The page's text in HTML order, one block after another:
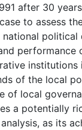
after 30
to assess
political
performance
institutions
of the local
of local
a potentially
as its